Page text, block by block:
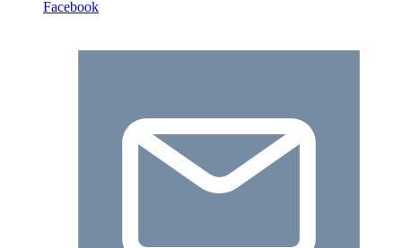
Facebook